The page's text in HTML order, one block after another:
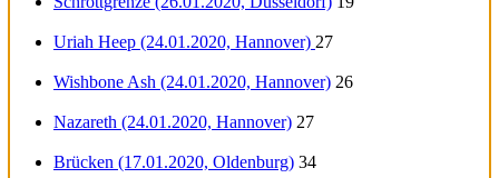
Uriah Heep (24.01.2020, Hannover) 27
Wishbone Ash (24.01.2020, Hannover) 26
Nazareth (24.01.2020, Hannover) 27
Brücken (17.01.2020, Oldenburg) 34